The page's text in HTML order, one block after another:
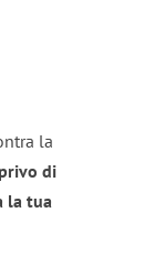
la
di
la tua